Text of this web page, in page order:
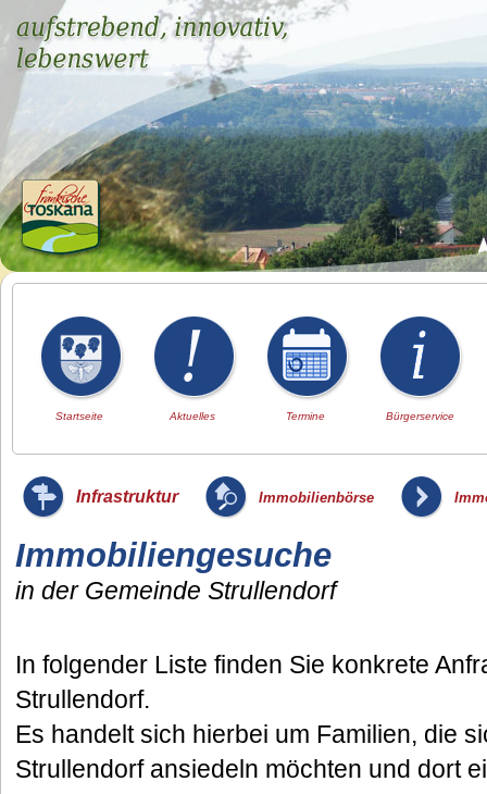
Startseite Aktuelles Termine Bürgerservice
Infrastruktur Immobilienbörse
Immobiliengesuche
in der Gemeinde Strullendorf
In folgender Liste finden Sie konkrete
Strullendorf.
Es handelt sich hierbei um Familien, die
Strullendorf ansiedeln möchten und dort